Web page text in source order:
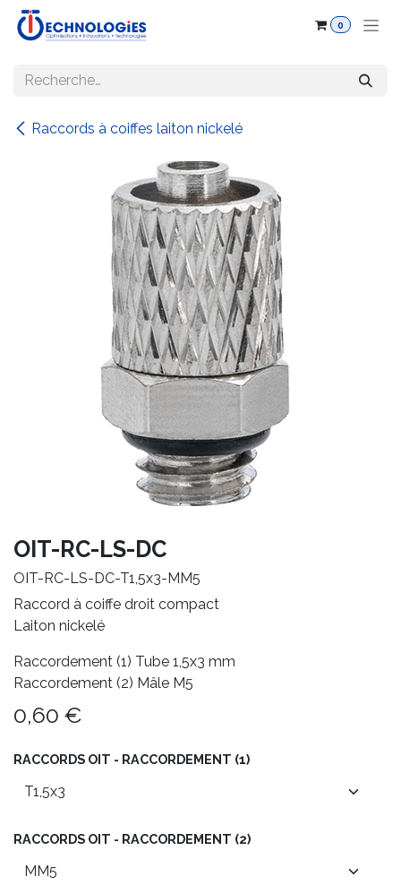
Se rendre au contenu
0
Raccords à coiffes laiton nickelé
OIT-RC-LS-DC
OIT-RC-LS-DC-T1,5x3-MM5
Raccord à coiffe droit compact
Laiton nickelé
Raccordement (1) Tube 1,5x3 mm
Raccordement (2) Mâle M5
0,60 €
RACCORDS OIT - RACCORDEMENT (1)
RACCORDS OIT - RACCORDEMENT (2)